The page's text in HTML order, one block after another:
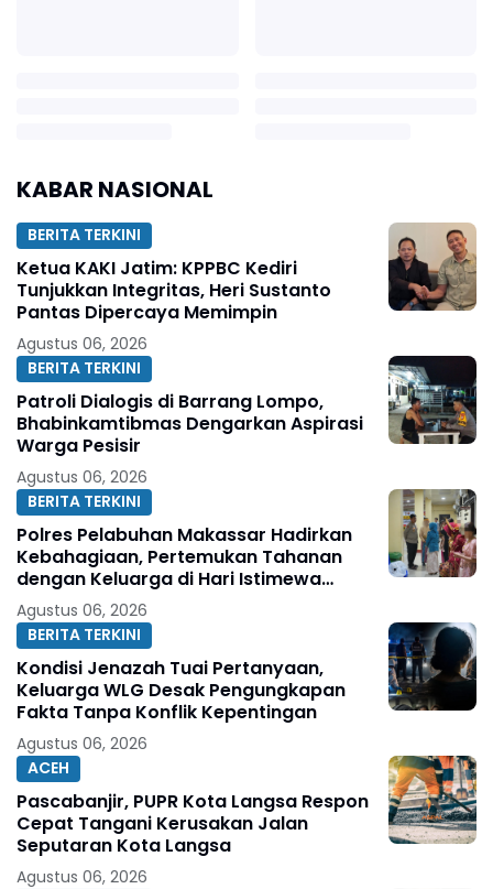
KABAR NASIONAL
BERITA TERKINI
Ketua KAKI Jatim: KPPBC Kediri
Tunjukkan Integritas, Heri Sustanto
Pantas Dipercaya Memimpin
Agustus 06, 2026
BERITA TERKINI
Patroli Dialogis di Barrang Lompo,
Bhabinkamtibmas Dengarkan Aspirasi
Warga Pesisir
Agustus 06, 2026
BERITA TERKINI
Polres Pelabuhan Makassar Hadirkan
Kebahagiaan, Pertemukan Tahanan
dengan Keluarga di Hari Istimewa
Pernikahan
Agustus 06, 2026
BERITA TERKINI
Kondisi Jenazah Tuai Pertanyaan,
Keluarga WLG Desak Pengungkapan
Fakta Tanpa Konflik Kepentingan
Agustus 06, 2026
ACEH
Pascabanjir, PUPR Kota Langsa Respon
Cepat Tangani Kerusakan Jalan
Seputaran Kota Langsa
Agustus 06, 2026